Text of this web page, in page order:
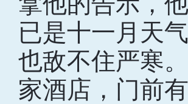
已是十一月天
也敌不住严寒
家酒店，门前